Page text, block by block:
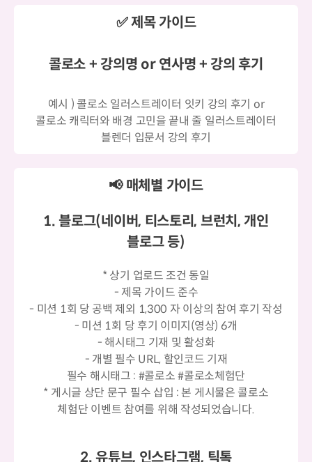
✅ 제목 가이드
콜로소 + 강의명 or 연사명 + 강의 후기
예시 ) 콜로소 일러스트레이터 잇키 강의 후기 or
콜로소 캐릭터와 배경 고민을 끝내 줄 일러스트레이터
블렌더 입문서 강의 후기
📢 매체별 가이드
1. 블로그(네이버, 티스토리, 브런치, 개인
블로그 등)
* 상기 업로드 조건 동일
- 제목 가이드 준수
- 미션 1회 당 공백 제외 1,300 자 이상의 참여 후기 작성
- 미션 1회 당 후기 이미지(영상) 6개
- 해시태그 기재 및 활성화
- 개별 필수 URL, 할인코드 기재
필수 해시태그 : #콜로소 #콜로소체험단
* 게시글 상단 문구 필수 삽입 : 본 게시물은 콜로소
체험단 이벤트 참여를 위해 작성되었습니다.
2. 유튜브, 인스타그램, 틱톡